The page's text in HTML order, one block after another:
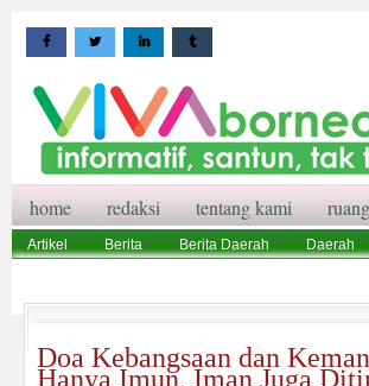
home redaksi tentang kami
Artikel Berita Berita Daerah Daerah
Doa Kebangsaan dan
Hanya Imun, Iman Juga